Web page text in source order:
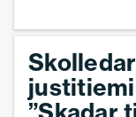
fem rektorer på